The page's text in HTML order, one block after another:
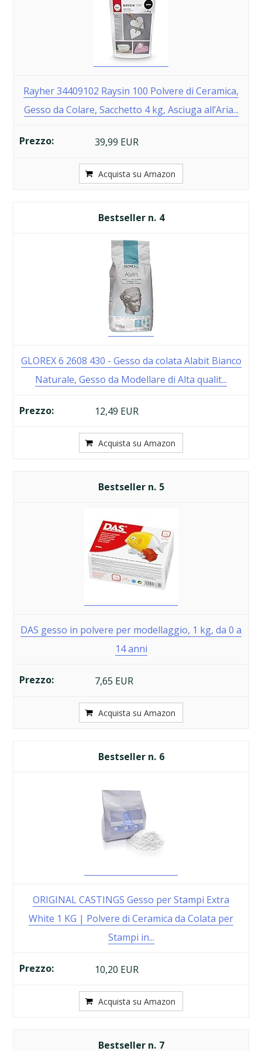
Rayher 34409102 Raysin 100 Polvere di Ceramica,
Gesso da Colare, Sacchetto 4 kg, Asciuga all’Aria...
39,99 EUR
Acquista su Amazon
4
GLOREX 6 2608 430 - Gesso da colata Alabit Bianco
Naturale, Gesso da Modellare di Alta qualit...
12,49 EUR
Acquista su Amazon
5
DAS gesso in polvere per modellaggio, 1 kg, da 0 a
14 anni
7,65 EUR
Acquista su Amazon
6
ORIGINAL CASTINGS Gesso per Stampi Extra
White 1 KG | Polvere di Ceramica da Colata per
Stampi in...
10,20 EUR
Acquista su Amazon
7